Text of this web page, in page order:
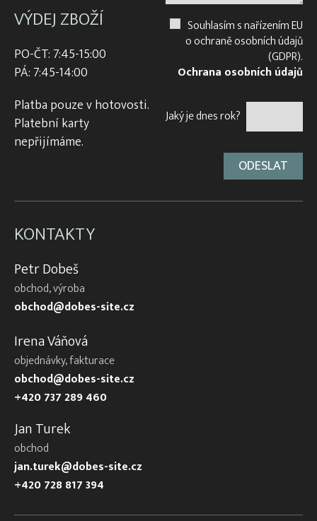
VÝDEJ ZBOŽÍ
PO-ČT: 7:45-15:00
PÁ: 7:45-14:00
Platba pouze v hotovosti.
Platební karty
nepřijímáme.
Souhlasím s nařízením EU
o ochraně osobních údajů
(GDPR).
Ochrana osobních údajů
Jaký je dnes rok?
KONTAKTY
Petr Dobeš
obchod, výroba
obchod@dobes-site.cz
Irena Váňová
objednávky, fakturace
obchod@dobes-site.cz
+420 737 289 460
Jan Turek
obchod
jan.turek@dobes-site.cz
+420 728 817 394